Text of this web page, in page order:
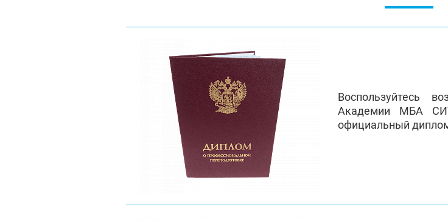
Воспользуйтесь
Академии МБА
официальный